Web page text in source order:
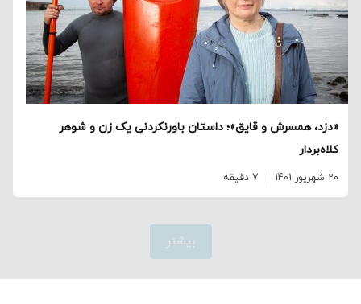
«دزد، همسرش و قایق»؛ داستان باورنکردنی یک زن و شوهر
کلاه‌بردار
20 شهریور 1401 7 دقیقه
بیشتر